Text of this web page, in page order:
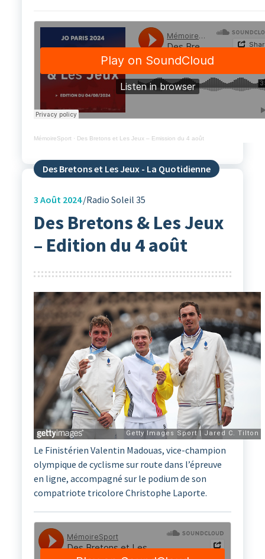
MémoireSport · Des Bretons et Les Jeux – Emission du 4 août
Des Bretons et Les Jeux - La Quotidienne
3 Août 2024 Radio Soleil 35
Des Bretons & Les Jeux
– Edition du 4 août
Le Finistérien Valentin Madouas, vice-champion
olympique de cyclisme sur route dans l’épreuve
en ligne, accompagné sur le podium de son
compatriote tricolore Christophe Laporte.